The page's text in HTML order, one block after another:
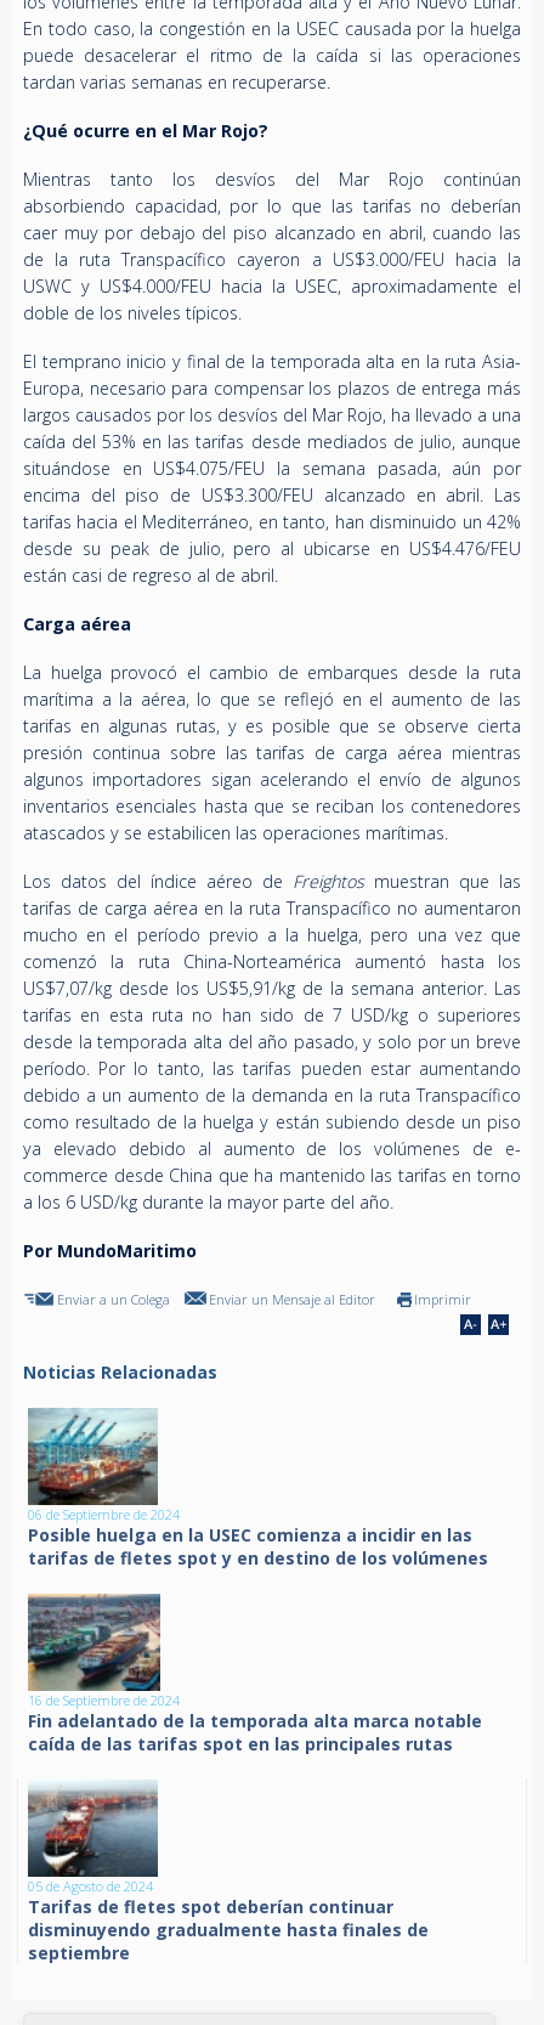
En todo caso, la congestión en la USEC causada por la huelga
puede desacelerar el ritmo de la caída si las operaciones
tardan varias semanas en recuperarse.
¿Qué ocurre en el Mar Rojo?
Mientras tanto los desvíos del Mar Rojo continúan
absorbiendo capacidad, por lo que las tarifas no deberían
caer muy por debajo del piso alcanzado en abril, cuando las
de la ruta Transpacífico cayeron a US$3.000/FEU hacia la
USWC y US$4.000/FEU hacia la USEC, aproximadamente el
doble de los niveles típicos.
El temprano inicio y final de la temporada alta en la ruta Asia-
Europa, necesario para compensar los plazos de entrega más
largos causados ​​por los desvíos del Mar Rojo, ha llevado a una
caída del 53% en las tarifas desde mediados de julio, aunque
situándose en US$4.075/FEU la semana pasada, aún por
encima del piso de US$3.300/FEU alcanzado en abril. Las
tarifas hacia el Mediterráneo, en tanto, han disminuido un 42%
desde su peak de julio, pero al ubicarse en US$4.476/FEU
están casi de regreso al de abril.
Carga aérea
La huelga provocó el cambio de embarques desde la ruta
marítima a la aérea, lo que se reflejó en el aumento de las
tarifas en algunas rutas, y es posible que se observe cierta
presión continua sobre las tarifas de carga aérea mientras
algunos importadores sigan acelerando el envío de algunos
inventarios esenciales hasta que se reciban los contenedores
atascados y se estabilicen las operaciones marítimas.
Los datos del índice aéreo de Freightos muestran que las
tarifas de carga aérea en la ruta Transpacífico no aumentaron
mucho en el período previo a la huelga, pero una vez que
comenzó la ruta China-Norteamérica aumentó hasta los
US$7,07/kg desde los US$5,91/kg de la semana anterior. Las
tarifas en esta ruta no han sido de 7 USD/kg o superiores
desde la temporada alta del año pasado, y solo por un breve
período. Por lo tanto, las tarifas pueden estar aumentando
debido a un aumento de la demanda en la ruta Transpacífico
como resultado de la huelga y están subiendo desde un piso
ya elevado debido al aumento de los volúmenes de e-
commerce desde China que ha mantenido las tarifas en torno
a los 6 USD/kg durante la mayor parte del año.
Por MundoMaritimo
Enviar a un Colega Enviar un Mensaje al Editor Imprimir
Noticias Relacionadas
06 de Septiembre de 2024
Posible huelga en la USEC comienza a incidir en las
tarifas de fletes spot y en destino de los volúmenes
16 de Septiembre de 2024
Fin adelantado de la temporada alta marca notable
caída de las tarifas spot en las principales rutas
05 de Agosto de 2024
Tarifas de fletes spot deberían continuar
disminuyendo gradualmente hasta finales de
septiembre